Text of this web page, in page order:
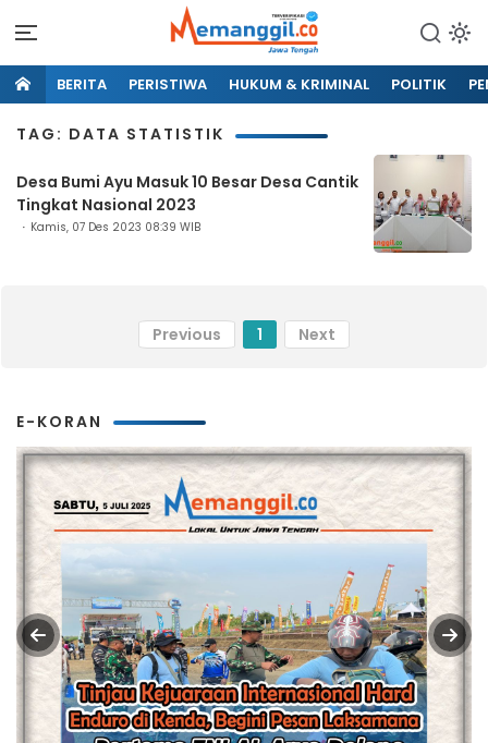
BERITA PERISTIWA HUKUM & KRIMINAL POLITIK
TAG: DATA STATISTIK
Desa Bumi Ayu Masuk 10 Besar Desa Cantik
Tingkat Nasional 2023
Kamis, 07 Des 2023 08:39 WIB
Previous 1 Next
E-KORAN